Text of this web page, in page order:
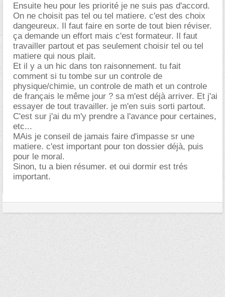
Ensuite heu pour les priorité je ne suis pas d'accord.
On ne choisit pas tel ou tel matiere. c'est des choix
dangeureux. Il faut faire en sorte de tout bien réviser.
ça demande un effort mais c'est formateur. Il faut
travailler partout et pas seulement choisir tel ou tel
matiere qui nous plait.
Et il y a un hic dans ton raisonnement. tu fait
comment si tu tombe sur un controle de
physique/chimie, un controle de math et un controle
de français le même jour ? sa m'est déjà arriver. Et j'ai
essayer de tout travailler. je m'en suis sorti partout.
C'est sur j'ai du m'y prendre a l'avance pour certaines,
etc...
MAis je conseil de jamais faire d'impasse sr une
matiere. c'est important pour ton dossier déjà, puis
pour le moral.
Sinon, tu a bien résumer. et oui dormir est trés
important.